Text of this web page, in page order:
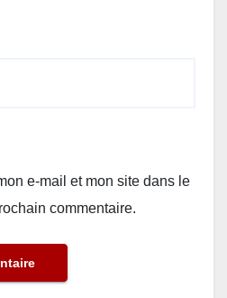
e-mail et mon site dans le
commentaire.